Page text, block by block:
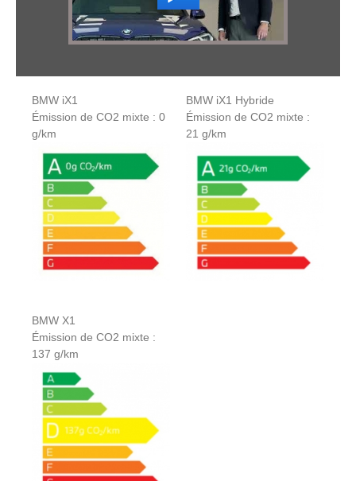
BMW iX1
Émission de CO2 mixte : 0
g/km
BMW iX1 Hybride
Émission de CO2 mixte :
21 g/km
BMW X1
Émission de CO2 mixte :
137 g/km